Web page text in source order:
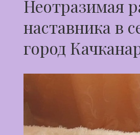
Неотразимая
наставника в
город